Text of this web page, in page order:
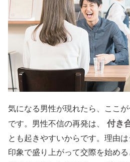
気になる男性が現れたら、ここ
です。男性不信の再発は、
付き
とも起きやすいからです。理由
印象で盛り上がって交際を始め